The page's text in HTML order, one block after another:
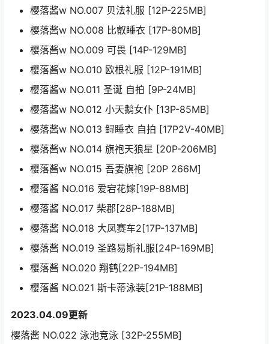
樱落酱w NO.007 贝法礼服 [12P-225MB]
樱落酱w NO.008 比叡睡衣 [17P-80MB]
樱落酱w NO.009 可畏 [14P-129MB]
樱落酱w NO.010 欧根礼服 [12P-191MB]
樱落酱w NO.011 圣诞 自拍 [9P-24MB]
樱落酱w NO.012 小天鹅女仆 [13P-85MB]
樱落酱w NO.013 鲟睡衣 自拍 [17P2V-40MB]
樱落酱w NO.014 旗袍天狼星 [20P-206MB]
樱落酱w NO.015 吾妻旗袍 [20P 266M]
樱落酱 NO.016 爱宕花嫁[19P-88MB]
樱落酱 NO.017 柴郡[28P-188MB]
樱落酱 NO.018 大凤赛车2[17P-137MB]
樱落酱 NO.019 圣路易斯礼服[24P-169MB]
樱落酱 NO.020 翔鹤[22P-194MB]
樱落酱 NO.021 斯卡蒂泳装[21P-188MB]
2023.04.09更新
樱落酱 NO.022 泳池竞泳 [32P-255MB]